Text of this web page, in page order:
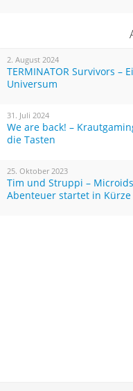
2. August 2024
TERMINATOR Survivors –
Universum
31. Juli 2024
We are back! –
die Tasten
25. Oktober 2023
Tim und Struppi –
Abenteuer startet in Kürze